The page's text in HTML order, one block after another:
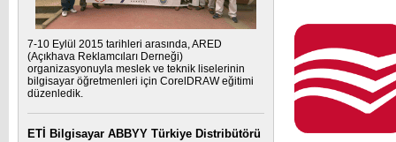
7-10 Eylül 2015 tarihleri arasında, ARED
(Açıkhava Reklamcıları Derneği)
organizasyonuyla meslek ve teknik liselerinin
bilgisayar öğretmenleri için CorelDRAW eğitimi
düzenledik.
ETİ Bilgisayar ABBYY Türkiye Distribütörü